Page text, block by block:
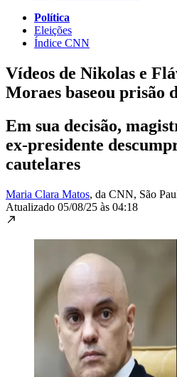
Política
Eleições
Índice CNN
Vídeos de Nikolas e
Moraes baseou prisão
Em sua decisão,
ex-presidente
cautelares
Maria Clara Matos, da CNN, São
Atualizado 05/08/25 às 04:18